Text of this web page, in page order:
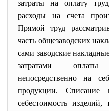
затраты на оплату
расходы на счета
Прямой труд
часть общезаводских
сами заводские
затратами
непосредственно на
продукции. Списание
себестоимость